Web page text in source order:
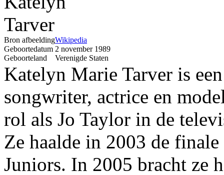
Bron afbeeldingWikipedia
Geboortedatum 2 november 1989
Geboorteland
Verenigde Staten
Katelyn Marie Tarver is
songwriter, actrice en
rol als Jo Taylor in de
Ze haalde in 2003 de
Juniors. In 2005 bracht ze